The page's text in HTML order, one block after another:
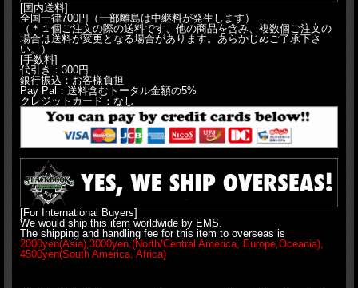
[国内送料]
全国一律700円（一部離島は中継料が発生します）
（＊１個ご注文の際の送料です、他の商品を含み、複数個ご注文の
場合は送料が変更となる場合があります。あらかじめご了承下さ
い。）
[手数料]
代引き：300円
銀行振込：お客様負担
Pay Pal：送料含むトータル金額の5%
クレジットカード：なし
[For International Buyers]
We would ship this item worldwide by EMS.
The shipping and handling fee for this item to overseas is
2000yen(Asia),3000yen.(North/Central America, Europe,Oceania),
4500yen(South America, Africa)